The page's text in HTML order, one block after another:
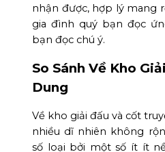
nhận được, hợp lý mang
gia đình quý bạn đọc
bạn đọc chú ý.
So Sánh Về Kho
Dung
Về kho giải đấu và cốt
nhiều dĩ nhiên không
số loại bởi một số ít ít